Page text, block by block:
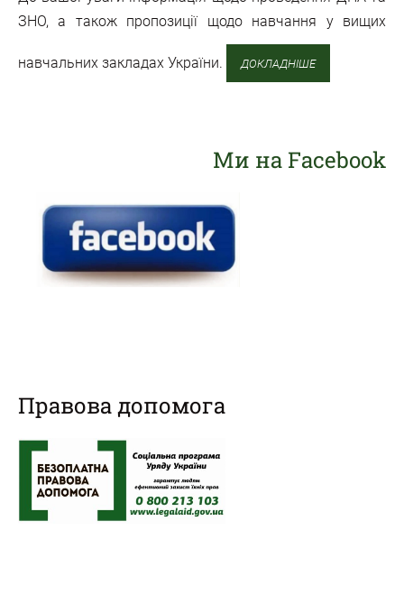
ЗНО, а також пропозиції щодо навчання у вищих
навчальних закладах України. ДОКЛАДНІШЕ
Ми на Facebook
Правова допомога